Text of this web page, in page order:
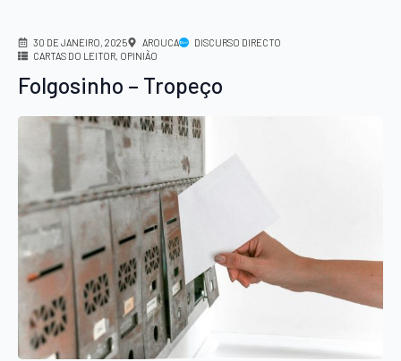
30 DE JANEIRO, 2025 AROUCA
DISCURSO DIRECTO
CARTAS DO LEITOR OPINIÃO
Folgosinho – Tropeço